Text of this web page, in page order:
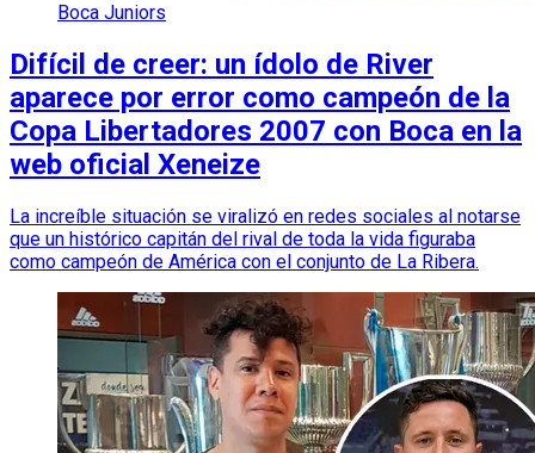
Boca Juniors
Difícil de creer: un ídolo de River
aparece por error como campeón de la
Copa Libertadores 2007 con Boca en la
web oficial Xeneize
La increíble situación se viralizó en redes sociales al notarse
que un histórico capitán del rival de toda la vida figuraba
como campeón de América con el conjunto de La Ribera.